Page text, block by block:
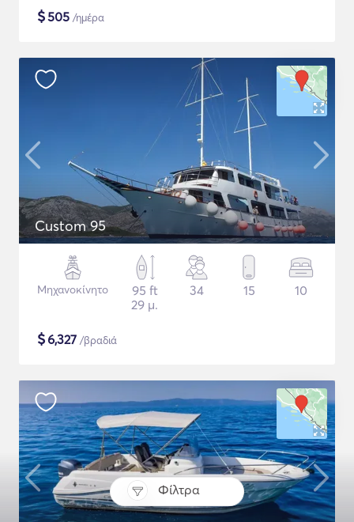
Φίλτρα
$505 /ημέρα
Custom 95
Μηχανοκίνητο
95 ft
29 μ.
34 15 10
$6,327 /βραδιά